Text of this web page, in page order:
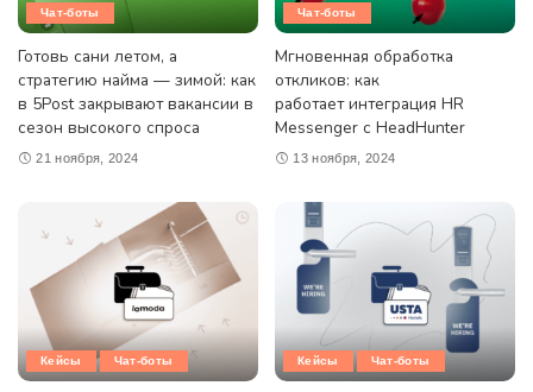
Чат-боты
Готовь сани летом, а
стратегию найма — зимой: как
в 5Post закрывают вакансии в
сезон высокого спроса
21 ноября, 2024
Чат-боты
Мгновенная обработка
откликов: как
работает интеграция HR
Messenger с HeadHunter
13 ноября, 2024
Кейсы Чат-боты Кейсы Чат-боты